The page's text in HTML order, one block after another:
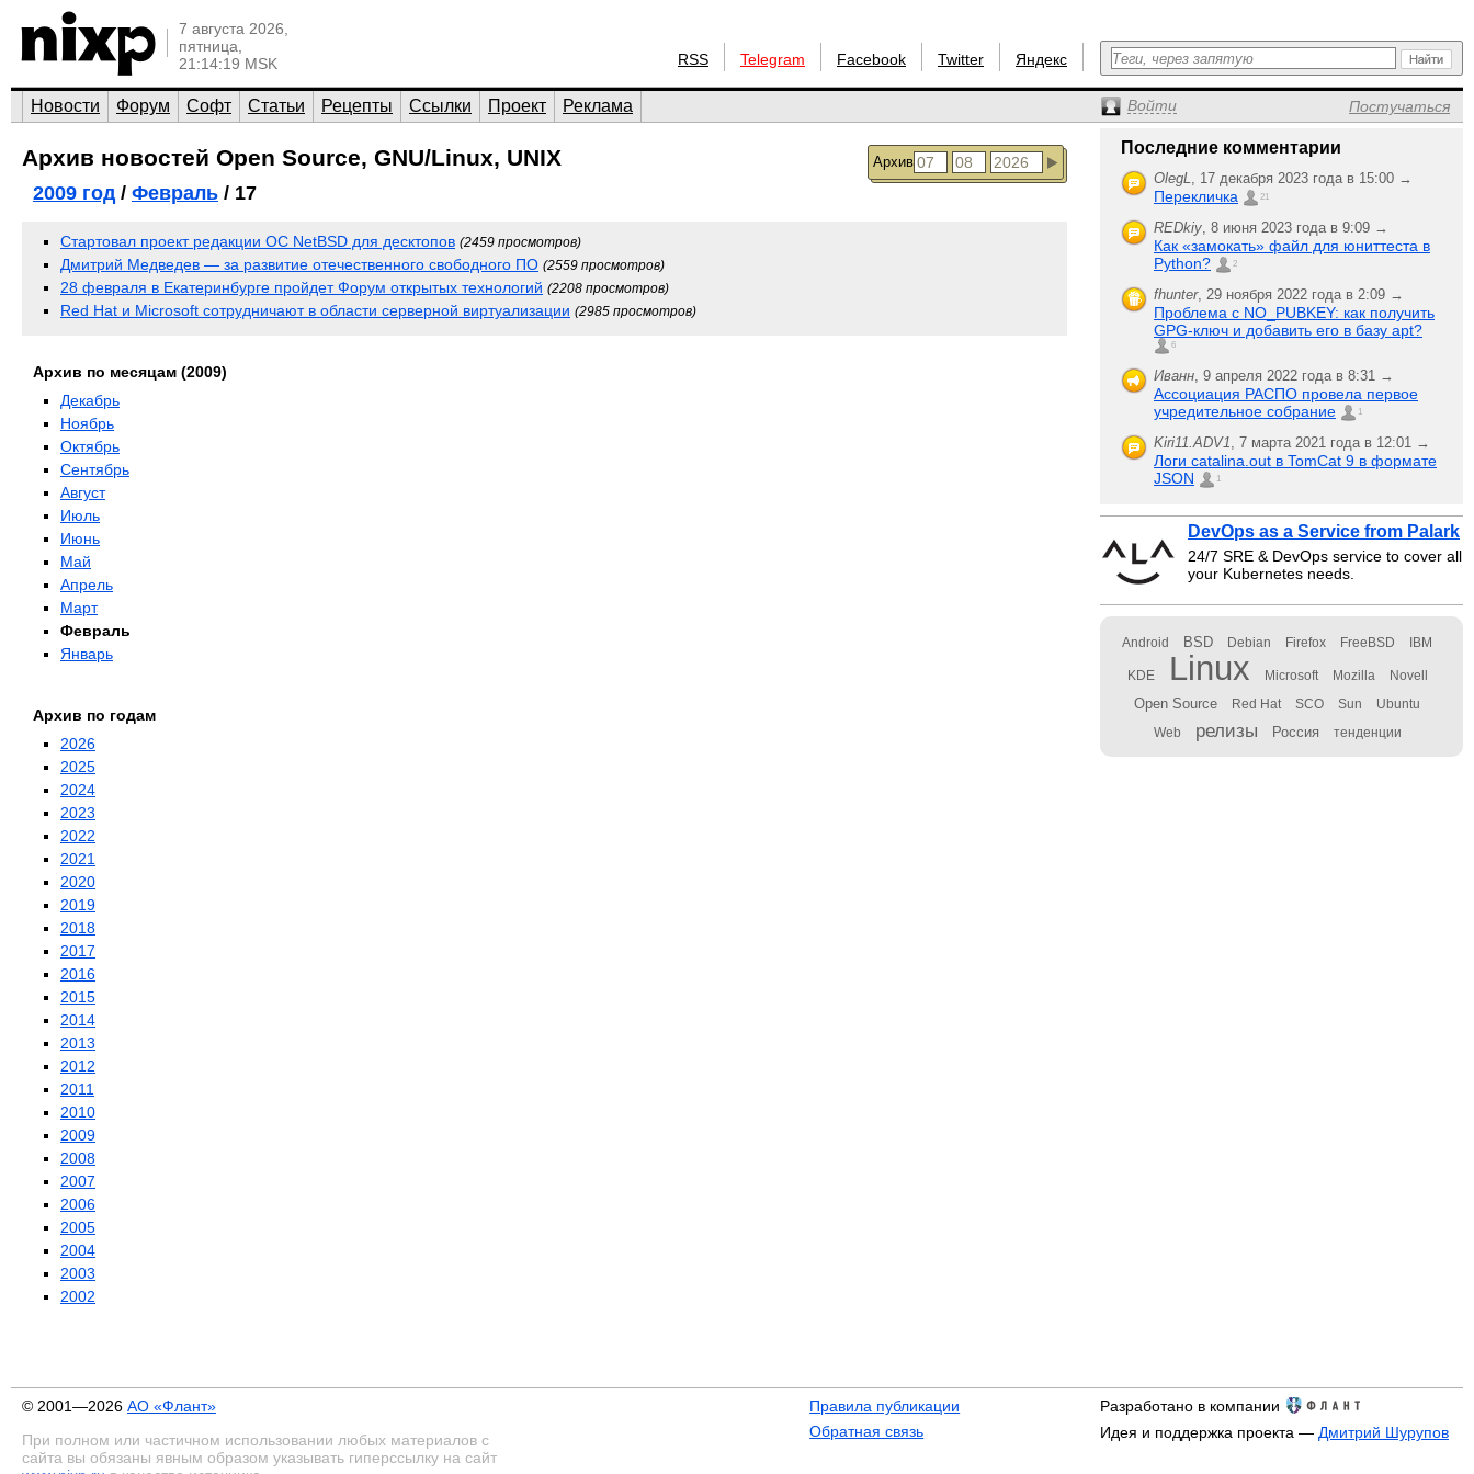
7 августа 2026,
пятница,
21:14:19 MSK
RSS Telegram Facebook Twitter Яндекс
Новости Форум Софт Статьи Рецепты Ссылки Проект Реклама Войти Постучаться
Архив
Архив новостей Open Source, GNU/Linux, UNIX
2009 год/ Февраль / 17
Стартовал проект редакции ОС NetBSD для десктопов (2459 просмотров)
Дмитрий Медведев — за развитие отечественного свободного ПО (2559 просмотров)
28 февраля в Екатеринбурге пройдет Форум открытых технологий (2208 просмотров)
Red Hat и Microsoft сотрудничают в области серверной виртуализации (2985 просмотров)
Архив по месяцам (2009)
Декабрь
Ноябрь
Октябрь
Сентябрь
Август
Июль
Июнь
Май
Апрель
Март
Февраль
Январь
Архив по годам
2026
2025
2024
2023
2022
2021
2020
2019
2018
2017
2016
2015
2014
2013
2012
2011
2010
2009
2008
2007
2006
2005
2004
2003
2002
Последние комментарии
OlegL, 17 декабря 2023 года в 15:00 →
Перекличка 21
REDkiy, 8 июня 2023 года в 9:09 →
Как «замокать» файл для юниттеста в
Python?
2
fhunter, 29 ноября 2022 года в 2:09 →
Проблема с NO_PUBKEY: как получить
GPG-ключ и добавить его в базу apt?
6
Иванн, 9 апреля 2022 года в 8:31 →
Ассоциация РАСПО провела первое
учредительное собрание
1
Kiri11.ADV1, 7 марта 2021 года в 12:01 →
Логи catalina.out в TomCat 9 в формате
JSON
1
DevOps as a Service from Palark
24/7 SRE & DevOps service to cover all
your Kubernetes needs.
Android BSD Debian Firefox FreeBSD IBM
KDE Linux Microsoft Mozilla Novell
Open Source Red Hat SCO Sun Ubuntu
Web релизы Россия тенденции
© 2001—2026 АО «Флант»
При полном или частичном использовании любых материалов с
сайта вы обязаны явным образом указывать гиперссылку на сайт
Правила публикации
Обратная связь
Разработано в компании
Идея и поддержка проекта — Дмитрий Шурупов